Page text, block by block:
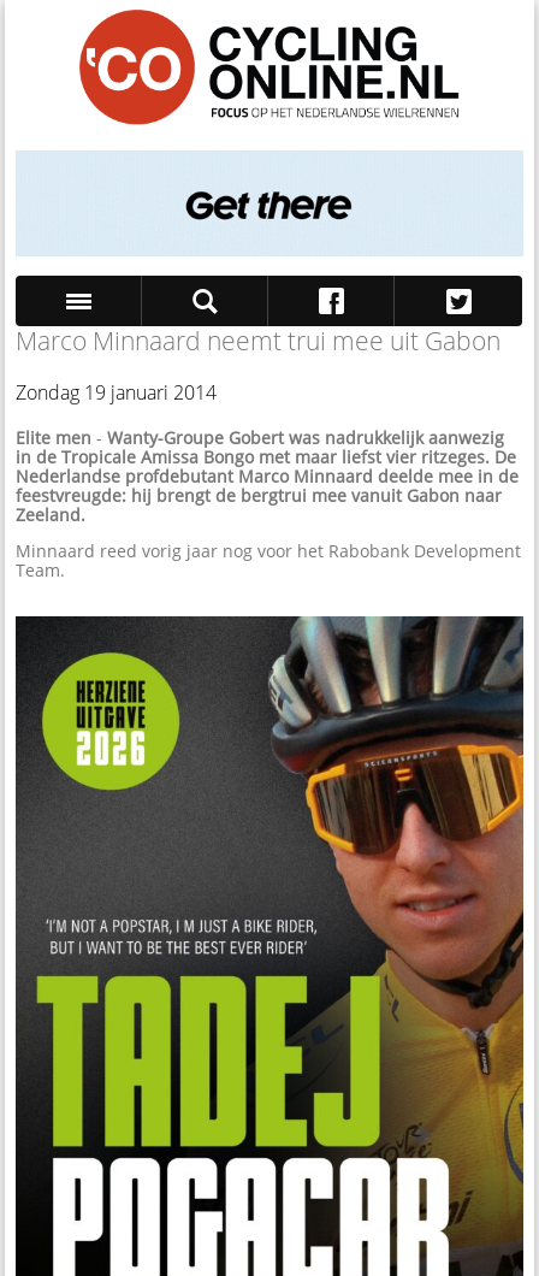
Zoek
Marco Minnaard neemt trui mee uit Gabon
Zondag 19 januari 2014
Elite men -Wanty-Groupe Gobert was nadrukkelijk aanwezig
in de Tropicale Amissa Bongo met maar liefst vier ritzeges. De
Nederlandse profdebutant Marco Minnaard deelde mee in de
feestvreugde: hij brengt de bergtrui mee vanuit Gabon naar
Zeeland.
Minnaard reed vorig jaar nog voor het Rabobank Development
Team.